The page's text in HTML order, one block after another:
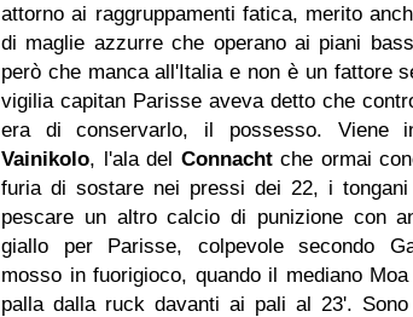
attorno ai raggruppamenti fatica, merito
di maglie azzurre che operano ai piani
però che manca all'Italia e non è un fattore
vigilia capitan Parisse aveva detto che
era di conservarlo, il possesso. Viene
Vainikolo, l'ala del Connachtche ormai
furia di sostare nei pressi dei 22, i
pescare un altro calcio di punizione con
giallo per Parisse, colpevole secondo
mosso in fuorigioco, quando il mediano
palla dalla ruck davanti ai pali al 23'. Sono